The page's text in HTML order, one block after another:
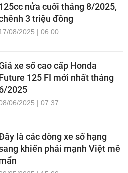
nửa cuối tháng 8/2025,
3 triệu đồng
08/2025 | 06:00
xe số cao cấp Honda
125 FI mới nhất tháng
2025
06/2025 | 07:37
là các dòng xe số hạng
khiến phái mạnh Việt mê